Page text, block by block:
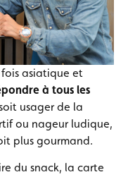
asiatique et
à tous les
usager de la
ou nageur ludique,
plus gourmand.
du snack, la carte